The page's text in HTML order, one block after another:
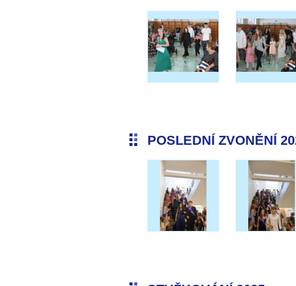
POSLEDNÍ ZVONĚNÍ